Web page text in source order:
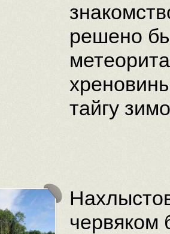
решено
тайгу
червяком